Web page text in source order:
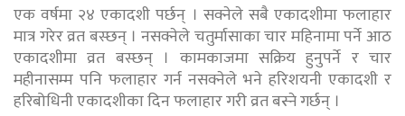
एक वर्षमा २४ एकादशी पर्छन् । सक्नेले सबै एकादशीमा फलाहार
मात्र गरेर व्रत बस्छन् । नसक्नेले चतुर्मासाका चार महिनामा पर्ने आठ
एकादशीमा व्रत बस्छन् । कामकाजमा सक्रिय हुनुपर्ने र चार
महीनासम्म पनि फलाहार गर्न नसक्नेले भने हरिशयनी एकादशी र
हरिबोधिनी एकादशीका दिन फलाहार गरी व्रत बस्ने गर्छन् ।